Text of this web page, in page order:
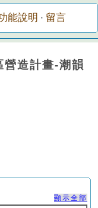
能說明 · 留言
造計畫-潮韻
顯示全部